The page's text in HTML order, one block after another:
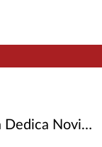
Las Violencias Contra La Mujer